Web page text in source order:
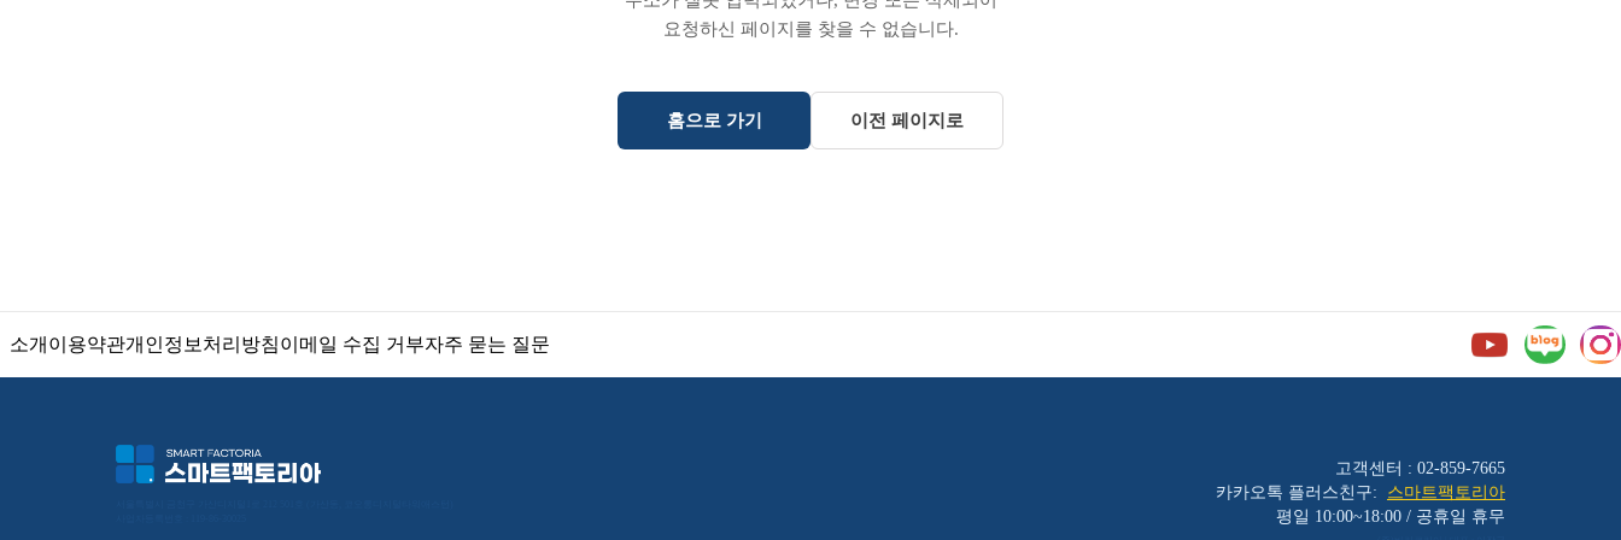
요청하신 페이지를 찾을 수 없습니다.
홈으로 가기 이전 페이지로
소개 이용약관개인정보처리방침이메일 수집 거부자주 묻는 질문
고객센터 : 02-859-7665
카카오톡 플러스친구:
스마트팩토리아
평일 10:00~18:00 / 공휴일 휴무